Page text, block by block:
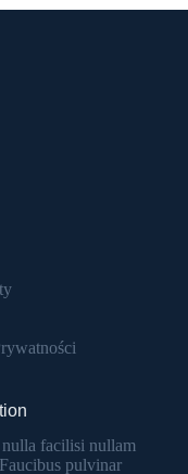
facilisi nullam
pulvinar